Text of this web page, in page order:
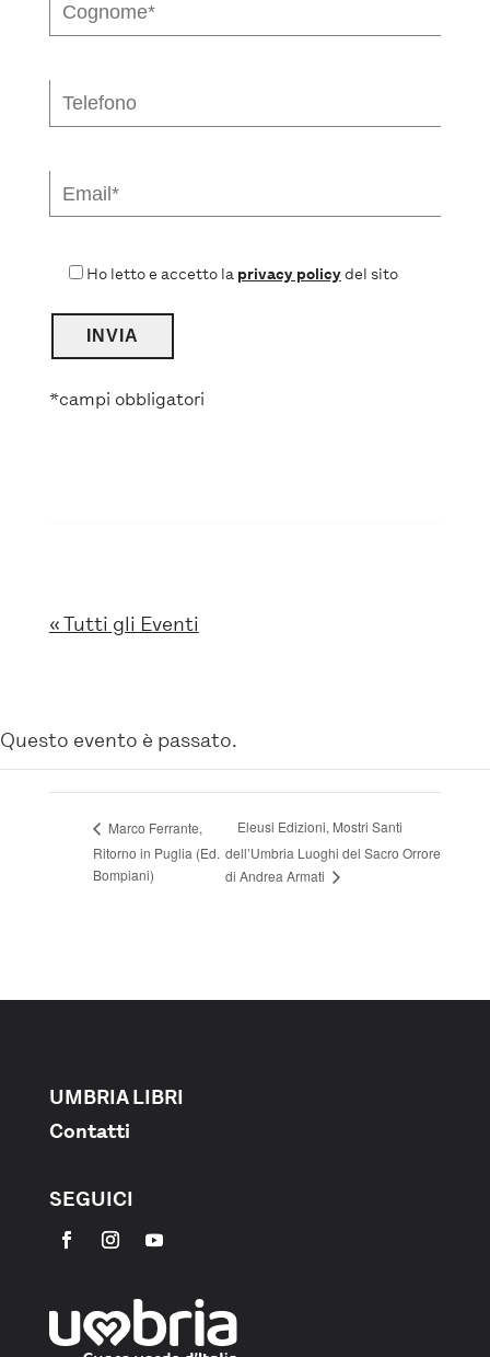
Ho letto e accetto la privacy policydel sito
*campi obbligatori
« Tutti gli Eventi
Questo evento è passato.
Marco Ferrante,
Ritorno in Puglia (Ed.
Bompiani)
Eleusi Edizioni, Mostri Santi
dell’Umbria Luoghi del Sacro Orrore
di Andrea Armati
UMBRIA LIBRI
Contatti
SEGUICI